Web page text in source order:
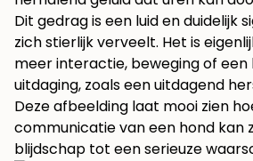
Dit gedrag is een luid en duidelijk
zich stierlijk verveelt. Het is
meer interactie, beweging of
uitdaging, zoals een uitdagend
Deze afbeelding laat mooi zien
communicatie van een hond kan
blijdschap tot een serieuze